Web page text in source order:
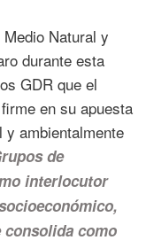
Natural y
durante esta
GDR que el
en su apuesta
ambientalmente
de
interlocutor
consolida como